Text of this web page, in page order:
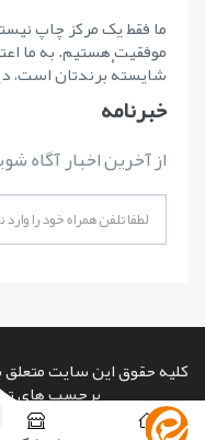
ما فقط یک مرکز چاپ
موفقیت هستیم. به ما
شایستهٔ برندتان است،
خبرنامه
از آخرین اخبار آگاه
کلیه حقوق این سایت
برچسب های